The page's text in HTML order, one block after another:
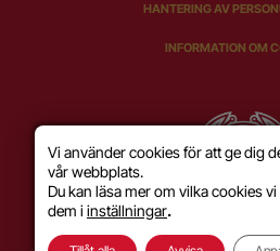
HANTERING AV
INFORMATION OM
Vi använder cookies för att ge dig
vår webbplats.
Du kan läsa mer om vilka cookies
dem i inställningar.